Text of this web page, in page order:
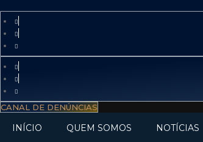
CANAL DE DENÚNCIAS
INÍCIO QUEM SOMOS NOTÍCIAS